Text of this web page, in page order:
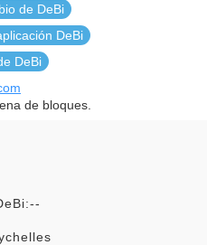
de DeBi
DeBi
DeBi
de bloques.